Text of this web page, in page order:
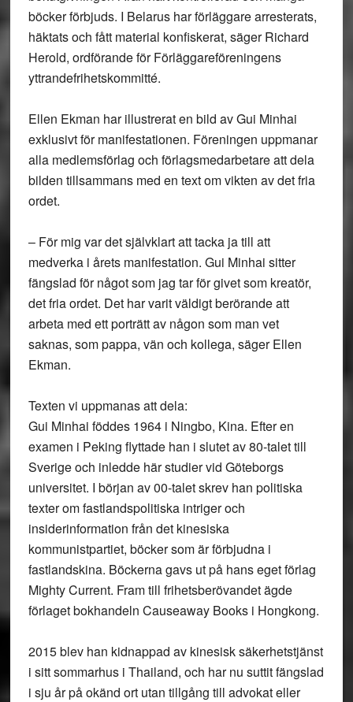
böcker förbjuds. I Belarus har förläggare arresterats,
häktats och fått material konfiskerat, säger Richard
Herold, ordförande för Förläggareföreningens
yttrandefrihetskommitté.
Ellen Ekman har illustrerat en bild av Gui Minhai
exklusivt för manifestationen. Föreningen uppmanar
alla medlemsförlag och förlagsmedarbetare att dela
bilden tillsammans med en text om vikten av det fria
ordet.
– För mig var det självklart att tacka ja till att
medverka i årets manifestation. Gui Minhai sitter
fängslad för något som jag tar för givet som kreatör,
det fria ordet. Det har varit väldigt berörande att
arbeta med ett porträtt av någon som man vet
saknas, som pappa, vän och kollega, säger Ellen
Ekman.
Texten vi uppmanas att dela:
Gui Minhai föddes 1964 i Ningbo, Kina. Efter en
examen i Peking flyttade han i slutet av 80-talet till
Sverige och inledde här studier vid Göteborgs
universitet. I början av 00-talet skrev han politiska
texter om fastlandspolitiska intriger och
insiderinformation från det kinesiska
kommunistpartiet, böcker som är förbjudna i
fastlandskina. Böckerna gavs ut på hans eget förlag
Mighty Current. Fram till frihetsberövandet ägde
förlaget bokhandeln Causeaway Books i Hongkong.
2015 blev han kidnappad av kinesisk säkerhetstjänst
i sitt sommarhus i Thailand, och har nu suttit fängslad
i sju år på okänd ort utan tillgång till advokat eller